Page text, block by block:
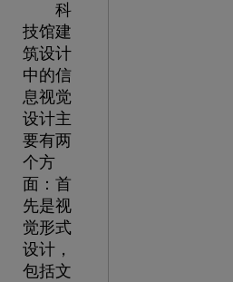
科
技馆建
筑设计
中的信
息视觉
设计主
要有两
个方
面：首
先是视
觉形式
设计，
包括文